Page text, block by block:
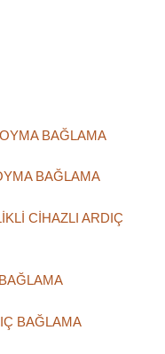
BAĞLAMA
BAĞLAMA
CİHAZLI ARDIÇ
BAĞLAMA